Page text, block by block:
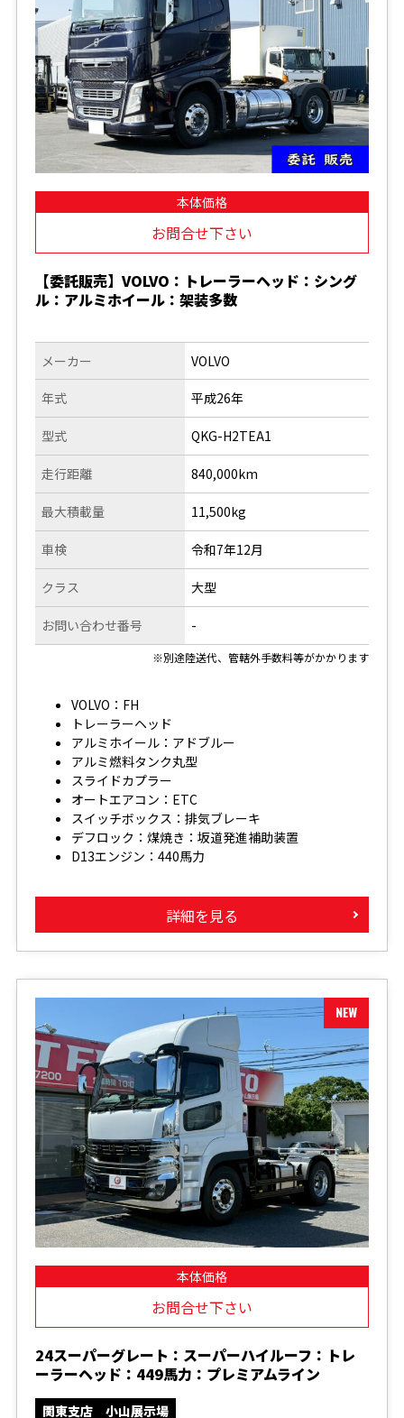
本体価格
お問合せ下さい
【委託販売】VOLVO：トレーラーヘッド：シング
ル：アルミホイール：架装多数
メーカー
年式
型式
走行距離
VOLVO
平成26年
QKG-H2TEA1
840,000km
最大積載量
車検
クラス
お問い合わせ番号
11,500kg
令和7年12月
大型
-
※別途陸送代、管轄外手数料等がかかります
VOLVO：FH
トレーラーヘッド
アルミホイール：アドブルー
アルミ燃料タンク丸型
スライドカプラー
オートエアコン：ETC
スイッチボックス：排気ブレーキ
デフロック：煤焼き：坂道発進補助装置
D13エンジン：440馬力
詳細を見る
本体価格
お問合せ下さい
24スーパーグレート：スーパーハイルーフ：トレ
ーラーヘッド：449馬力：プレミアムライン
関東支店 小山展示場